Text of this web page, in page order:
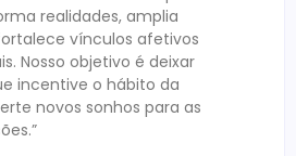
realidades, amplia
vínculos afetivos
Nosso objetivo é deixar
incentive o hábito da
novos sonhos para as